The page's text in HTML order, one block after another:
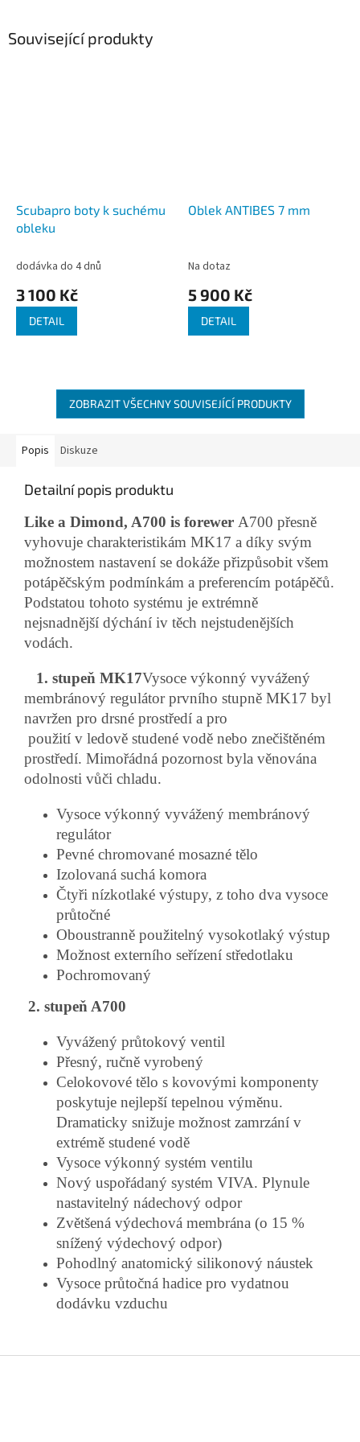
Související produkty
Scubapro boty k suchému
obleku
dodávka do 4 dnů
3 100 Kč
DETAIL
Oblek ANTIBES 7 mm
Na dotaz
5 900 Kč
DETAIL
ZOBRAZIT VŠECHNY SOUVISEJÍCÍ PRODUKTY
Popis Diskuze
Detailní popis produktu
Like a Dimond, A700 is forewer A700 přesně
vyhovuje charakteristikám MK17 a ​​díky svým
možnostem nastavení se dokáže přizpůsobit všem
potápěčským podmínkám a preferencím potápěčů.
Podstatou tohoto systému je extrémně
nejsnadnější dýchání iv těch nejstudenějších
vodách.
1. stupeň MK17Vysoce výkonný vyvážený
membránový regulátor prvního stupně MK17 byl
navržen pro drsné prostředí a pro
použití v ledově studené vodě nebo znečištěném
prostředí. Mimořádná pozornost byla věnována
odolnosti vůči chladu.
Vysoce výkonný vyvážený membránový
regulátor
Pevné chromované mosazné tělo
Izolovaná suchá komora
Čtyři nízkotlaké výstupy, z toho dva vysoce
průtočné
Oboustranně použitelný vysokotlaký výstup
Možnost externího seřízení středotlaku
Pochromovaný
2. stupeň A700
Vyvážený průtokový ventil
Přesný, ručně vyrobený
Celokovové tělo s kovovými komponenty
poskytuje nejlepší tepelnou výměnu.
Dramaticky snižuje možnost zamrzání v
extrémě studené vodě
Vysoce výkonný systém ventilu
Nový uspořádaný systém VIVA. Plynule
nastavitelný nádechový odpor
Zvětšená výdechová membrána (o 15 %
snížený výdechový odpor)
Pohodlný anatomický silikonový náustek
Vysoce průtočná hadice pro vydatnou
dodávku vzduchu